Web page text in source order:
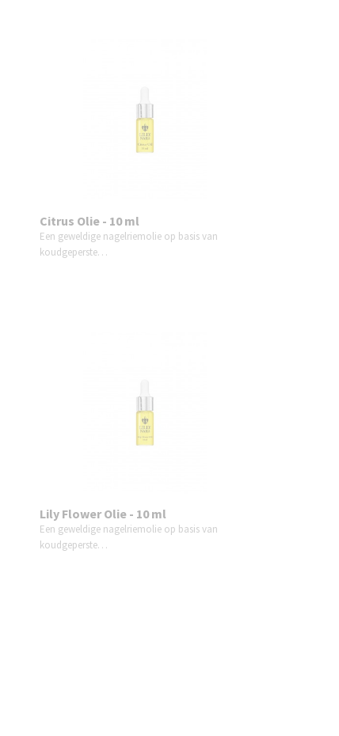
Citrus Olie - 10 ml
Een geweldige nagelriemolie op basis van
koudgeperste…
Lily Flower Olie - 10 ml
Een geweldige nagelriemolie op basis van
koudgeperste…